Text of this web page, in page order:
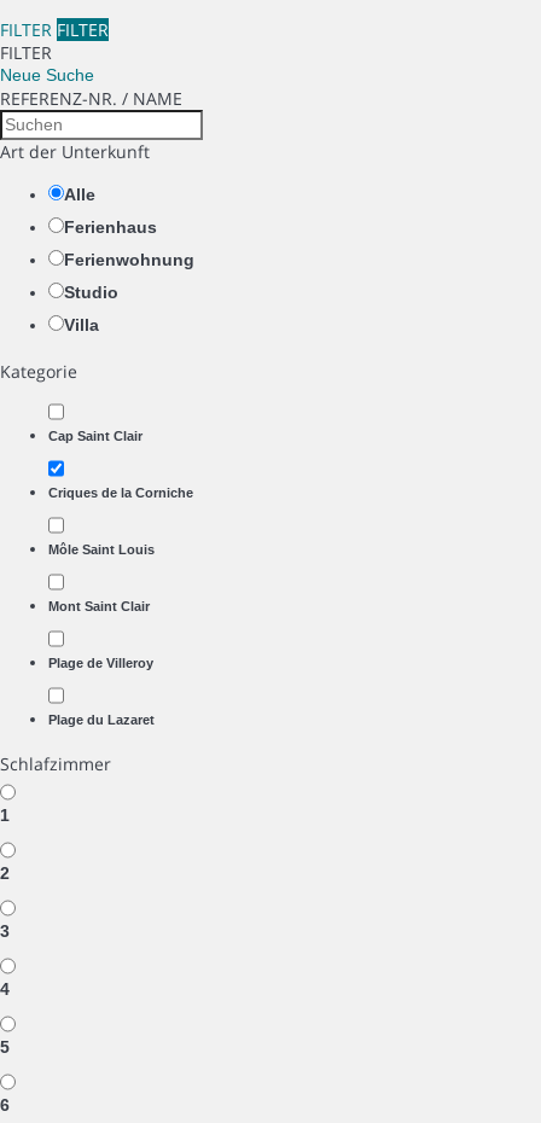
FILTER FILTER
FILTER
Neue Suche
REFERENZ-NR. / NAME
Art der Unterkunft
Alle
Ferienhaus
Ferienwohnung
Studio
Villa
Kategorie
Cap Saint Clair
Criques de la Corniche
Môle Saint Louis
Mont Saint Clair
Plage de Villeroy
Plage du Lazaret
Schlafzimmer
1
2
3
4
5
6